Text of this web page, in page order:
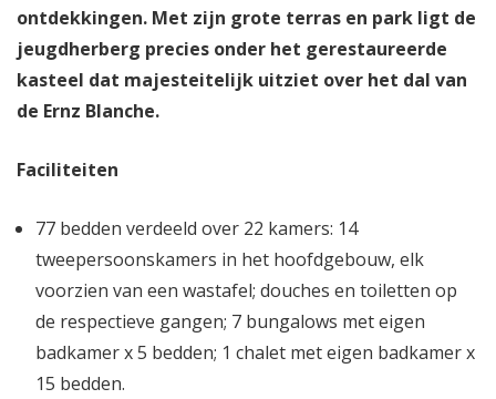
ontdekkingen. Met zijn grote terras en park ligt de
jeugdherberg precies onder het gerestaureerde
kasteel dat majesteitelijk uitziet over het dal van
de Ernz Blanche.
Faciliteiten
77 bedden verdeeld over 22 kamers: 14
tweepersoonskamers in het hoofdgebouw, elk
voorzien van een wastafel; douches en toiletten op
de respectieve gangen; 7 bungalows met eigen
badkamer x 5 bedden; 1 chalet met eigen badkamer x
15 bedden.